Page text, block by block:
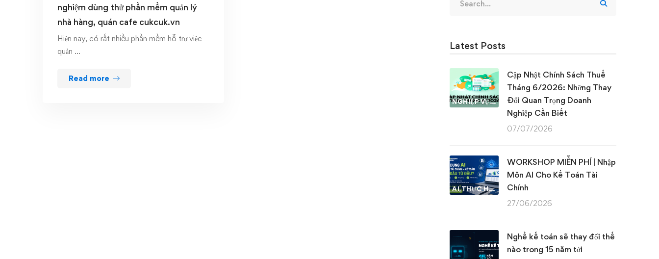
nghiệm dùng thử phần mềm quản lý
nhà hàng, quán cafe cukcuk.vn
Hiện nay, có rất nhiều phần mềm hỗ trợ việc
quản …
Read more
for:
Latest Posts
NGHIỆP VỤ KẾ TOÁN & THUẾ
Cập Nhật Chính Sách Thuế
Tháng 6/2026: Những Thay
Đổi Quan Trọng Doanh
Nghiệp Cần Biết
07/07/2026
AI THỰC HÀNH
WORKSHOP MIỄN PHÍ | Nhập
Môn AI Cho Kế Toán Tài
Chính
27/06/2026
Nghề kế toán sẽ thay đổi thế
nào trong 15 năm tới